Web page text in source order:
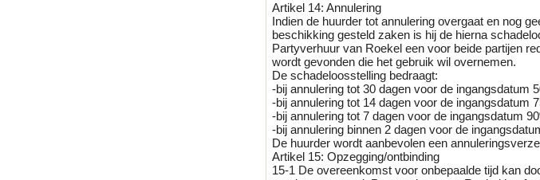
Artikel 14: Annulering
Indien de huurder tot annulering overgaat en nog
beschikking gesteld zaken is hij de hierna
Partyverhuur van Roekel een voor beide partijen
wordt gevonden die het gebruik wil overnemen.
De schadeloosstelling bedraagt:
-bij annulering tot 30 dagen voor de ingangsdatum
-bij annulering tot 14 dagen voor de ingangsdatum
-bij annulering tot 7 dagen voor de ingangsdatum
-bij annulering binnen 2 dagen voor de
De huurder wordt aanbevolen een
Artikel 15: Opzegging/ontbinding
15-1 De overeenkomst voor onbepaalde tijd kan